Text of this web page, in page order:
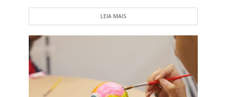
LEIA MAIS